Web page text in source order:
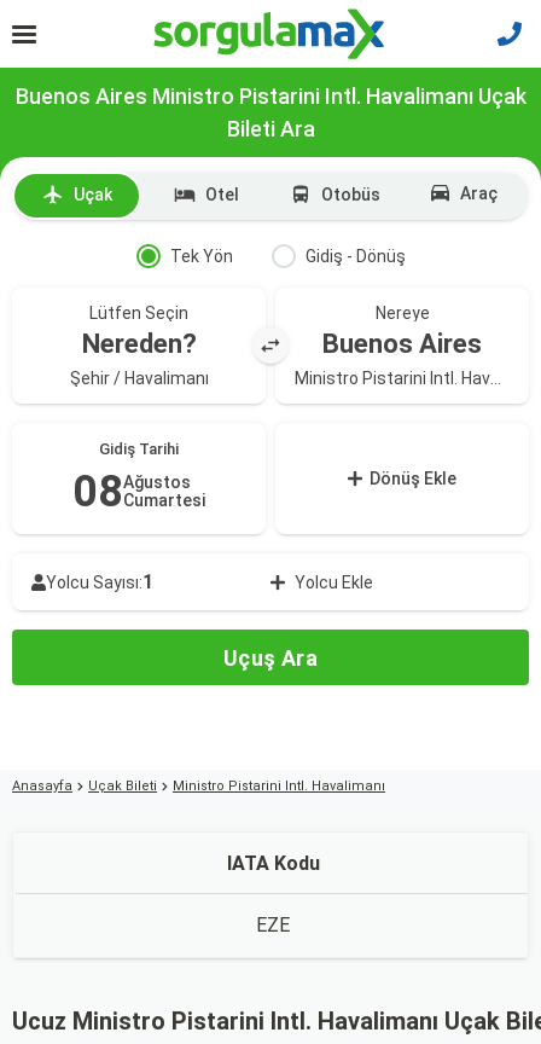
Buenos Aires Ministro Pistarini Intl. Havalimanı Uçak
Bileti Ara
Uçak Otel Otobüs Araç
Tek Yön Gidiş - Dönüş
Lütfen Seçin
Nereden?
Şehir / Havalimanı
Nereye
Buenos Aires
Gidiş Tarihi
08Ağustos
Cumartesi
Dönüş Ekle
Yolcu Sayısı:1 Yolcu Ekle
Uçuş Ara
Anasayfa Uçak Bileti Ministro Pistarini Intl. Havalimanı
IATA Kodu
EZE
Ucuz Ministro Pistarini Intl. Havalimanı Uçak